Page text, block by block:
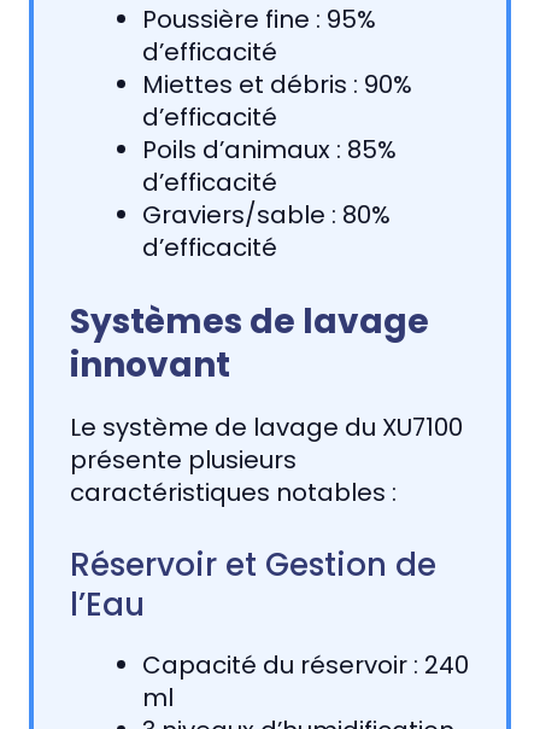
Poussière fine : 95%
d’efficacité
Miettes et débris : 90%
d’efficacité
Poils d’animaux : 85%
d’efficacité
Graviers/sable : 80%
d’efficacité
Systèmes de lavage
innovant
Le système de lavage du XU7100
présente plusieurs
caractéristiques notables :
Réservoir et Gestion de
l’Eau
Capacité du réservoir : 240
ml